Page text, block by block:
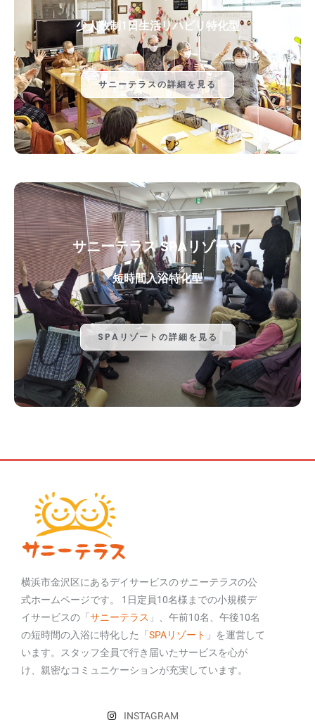
少人数制1日生活リハビリ特化型
サニーテラスの詳細を見る
サニーテラス SPAリゾート
短時間入浴特化型
SPAリゾートの詳細を見る
横浜市金沢区にあるデイサービスのサニーテラスの公
式ホームページです。 1日定員10名様までの小規模デ
イサービスの「サニーテラス 」、午前10名、午後10名
の短時間の入浴に特化した「SPAリゾート 」を運営して
います。スタッフ全員で行き届いたサービスを心が
け、親密なコミュニケーションが充実しています。
INSTAGRAM